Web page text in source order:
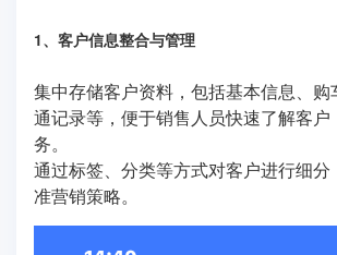
1、客户信息整合与管理
集中存储客户资料，包括基本信息、购
通记录等，便于销售人员快速了解客户
务。
通过标签、分类等方式对客户进行细
准营销策略。